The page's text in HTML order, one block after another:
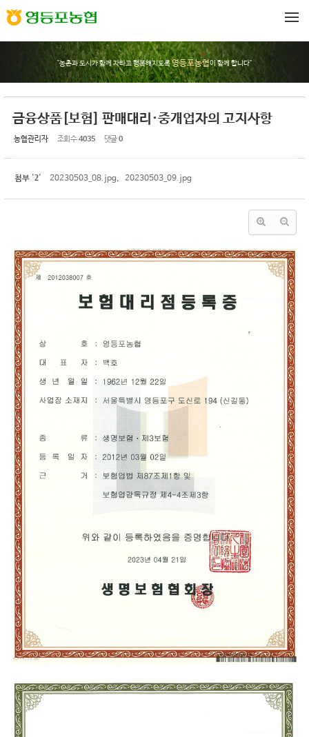
"농촌과 도시가 함께 자라고 행복해지도록영등포농협이 함께 합니다"
금융상품[보험] 판매대리·중개업자의 고지사항
농협관리자 조회 수4035 댓글0
첨부 '2' 20230503_08.jpg, 20230503_09.jpg